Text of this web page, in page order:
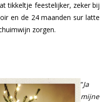
tikkeltje feestelijker, zeker bij
en de 24 maanden sur latte
zorgen.
“Ja
mijne